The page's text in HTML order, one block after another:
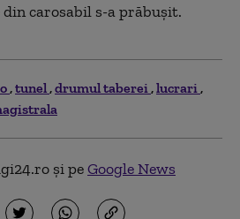
carosabil s-a prăbușit.
tunel drumul taberei lucrari
și peGoogle News